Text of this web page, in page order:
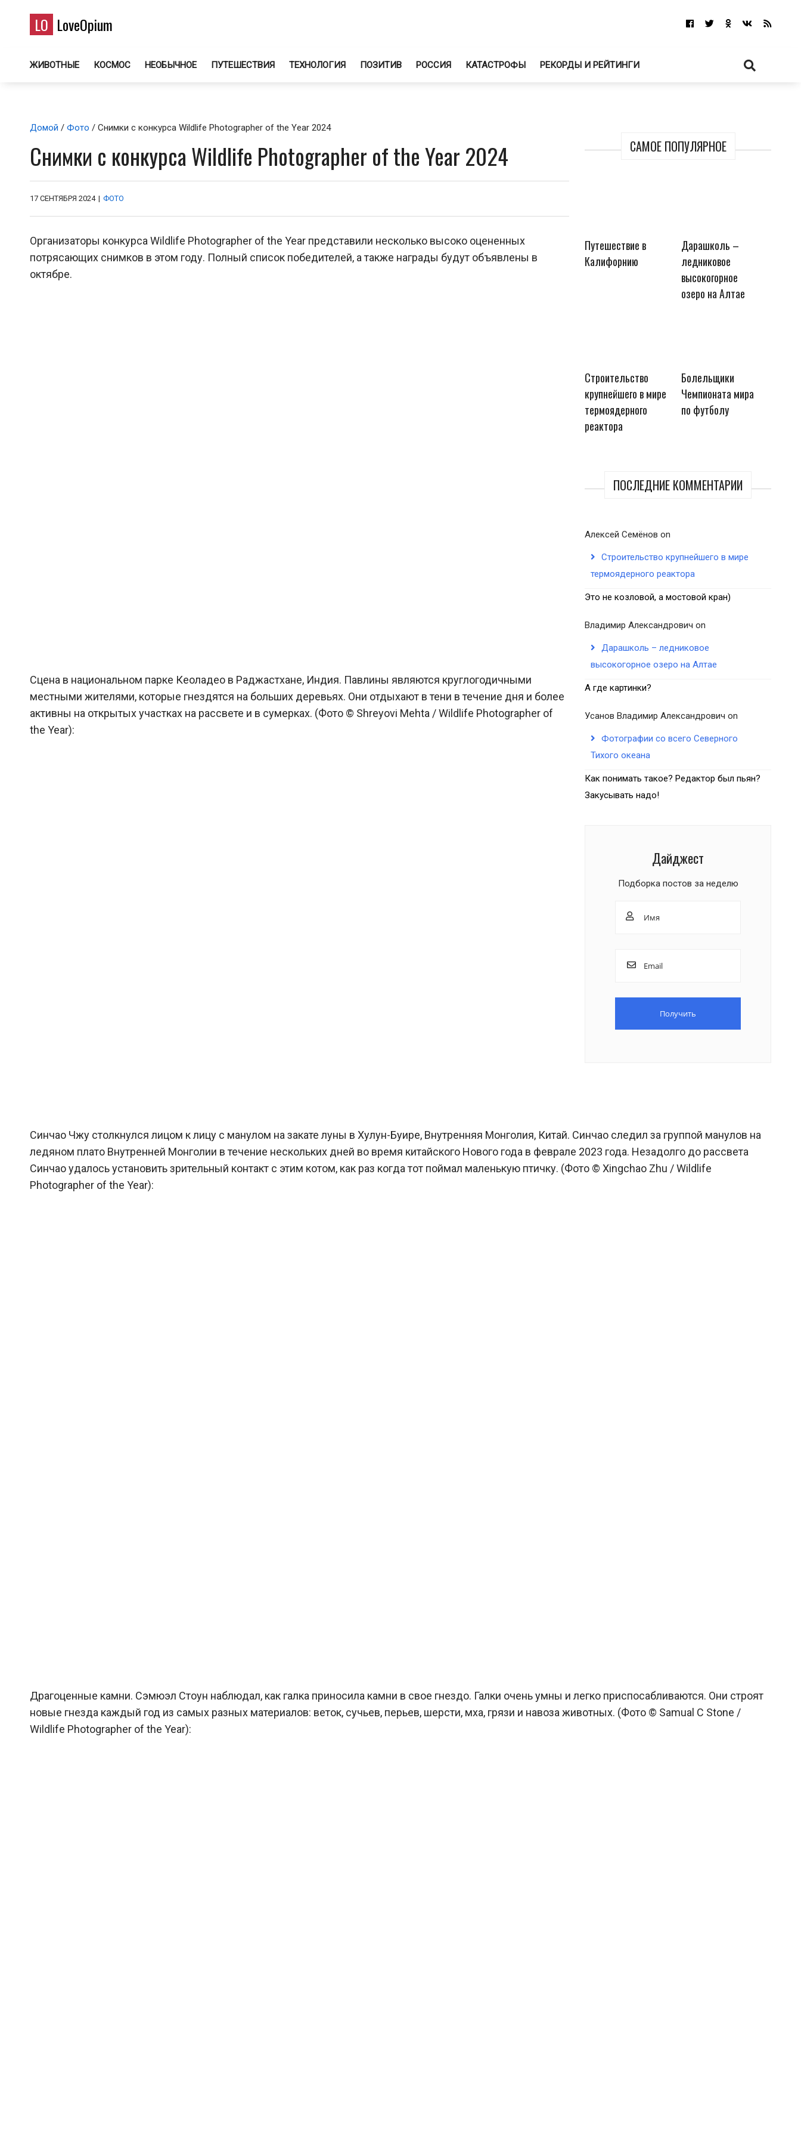
LO LoveOpium
ЖИВОТНЫЕ КОСМОС НЕОБЫЧНОЕ ПУТЕШЕСТВИЯ ТЕХНОЛОГИЯ ПОЗИТИВ РОССИЯ КАТАСТРОФЫ РЕКОРДЫ И РЕЙТИНГИ
САМОЕ ПОПУЛЯРНОЕ
Путешествие в
Калифорнию
Дарашколь –
ледниковое
высокогорное
озеро на Алтае
Строительство
крупнейшего в мире
термоядерного
реактора
Болельщики
Чемпионата мира
по футболу
ПОСЛЕДНИЕ КОММЕНТАРИИ
Алексей Семёнов on
Строительство крупнейшего в мире
термоядерного реактора
Это не козловой, а мостовой кран)
Владимир Александрович on
Дарашколь – ледниковое
высокогорное озеро на Алтае
А где картинки?
Усанов Владимир Александрович on
Фотографии со всего Северного
Тихого океана
Как понимать такое? Редактор был пьян?
Закусывать надо!
Дайджест
Подборка постов за неделю
Домой / Фото / Снимки с конкурса Wildlife Photographer of the Year 2024
Снимки с конкурса Wildlife Photographer of the Year 2024
17 СЕНТЯБРЯ 2024 | ФОТО
Организаторы конкурса Wildlife Photographer of the Year представили несколько высоко оцененных
потрясающих снимков в этом году. Полный список победителей, а также награды будут объявлены в
октябре.
Сцена в национальном парке Кеоладео в Раджастхане, Индия. Павлины являются круглогодичными
местными жителями, которые гнездятся на больших деревьях. Они отдыхают в тени в течение дня и более
активны на открытых участках на рассвете и в сумерках. (Фото © Shreyovi Mehta / Wildlife Photographer of
the Year):
Синчао Чжу столкнулся лицом к лицу с манулом на закате луны в Хулун-Буире, Внутренняя Монголия, Китай. Синчао следил за группой манулов на
ледяном плато Внутренней Монголии в течение нескольких дней во время китайского Нового года в феврале 2023 года. Незадолго до рассвета
Синчао удалось установить зрительный контакт с этим котом, как раз когда тот поймал маленькую птичку. (Фото © Xingchao Zhu / Wildlife
Photographer of the Year):
Драгоценные камни. Сэмюэл Стоун наблюдал, как галка приносила камни в свое гнездо. Галки очень умны и легко приспосабливаются. Они строят
новые гнезда каждый год из самых разных материалов: веток, сучьев, перьев, шерсти, мха, грязи и навоза животных. (Фото © Samual C Stone /
Wildlife Photographer of the Year):